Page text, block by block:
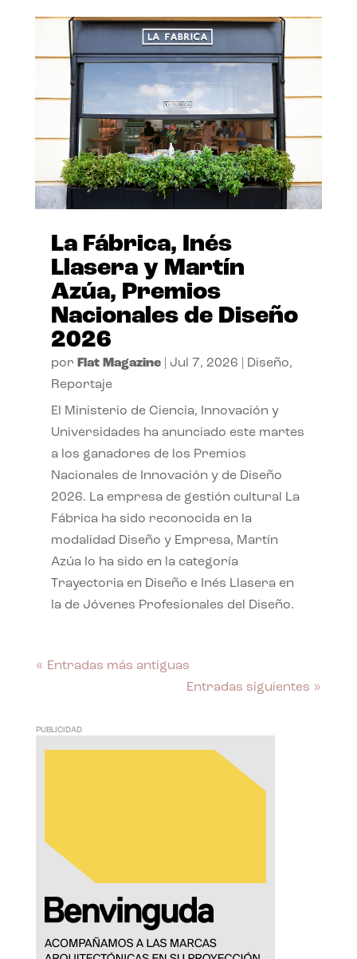
La Fábrica, Inés
Llasera y Martín
Azúa, Premios
Nacionales de Diseño
2026
por Flat Magazine| Jul 7, 2026 Diseño,
Reportaje
El Ministerio de Ciencia, Innovación y
Universidades ha anunciado este martes
a los ganadores de los Premios
Nacionales de Innovación y de Diseño
2026. La empresa de gestión cultural La
Fábrica ha sido reconocida en la
modalidad Diseño y Empresa, Martín
Azúa lo ha sido en la categoría
Trayectoria en Diseño e Inés Llasera en
la de Jóvenes Profesionales del Diseño.
« Entradas más antiguas
Entradas siguientes »
PUBLICIDAD